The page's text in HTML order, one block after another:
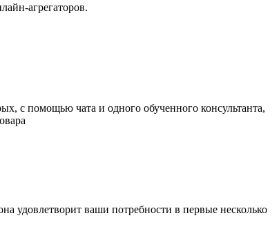
агрегаторов.
с помощью чата и одного обученного консультанта,
удовлетворит ваши потребности в первые несколько